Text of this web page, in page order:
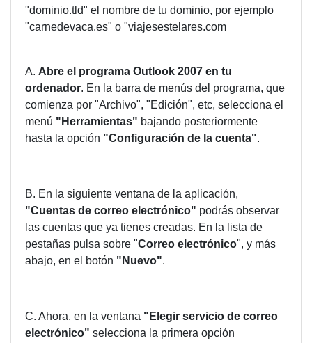
"dominio.tld" el nombre de tu dominio, por ejemplo
"carnedevaca.es" o "viajesestelares.com
A. Abre el programa Outlook 2007 en tu
ordenador. En la barra de menús del programa, que
comienza por "Archivo", "Edición", etc, selecciona el
menú "Herramientas" bajando posteriormente
hasta la opción "Configuración de la cuenta".
B. En la siguiente ventana de la aplicación,
"Cuentas de correo electrónico" podrás observar
las cuentas que ya tienes creadas. En la lista de
pestañas pulsa sobre "Correo electrónico", y más
abajo, en el botón "Nuevo".
C. Ahora, en la ventana "Elegir servicio de correo
electrónico" selecciona la primera opción